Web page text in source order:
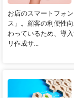
お店のスマートフォ
ス」。顧客の利便性
わっているため、導
リ作成サ...